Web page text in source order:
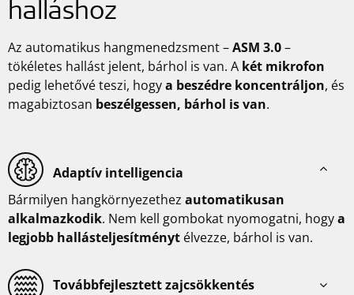
halláshoz
Az automatikus hangmenedzsment –ASM 3.0–
tökéletes hallást jelent, bárhol is van. A két mikrofon
pedig lehetővé teszi, hogya beszédre koncentráljon, és
magabiztosan beszélgessen, bárhol is van.
Adaptív intelligencia
Bármilyen hangkörnyezethez automatikusan
alkalmazkodik. Nem kell gombokat nyomogatni, hogya
legjobb hallásteljesítményt élvezze, bárhol is van.
Továbbfejlesztett zajcsökkentés